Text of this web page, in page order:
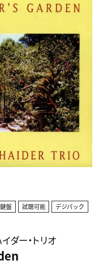
盤 試聴可能
デジパック
ダー・トリオ